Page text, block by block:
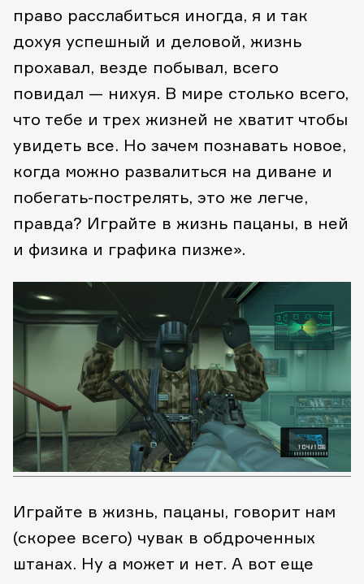
право расслабиться иногда, я и так
дохуя успешный и деловой, жизнь
прохавал, везде побывал, всего
повидал — нихуя. В мире столько всего,
что тебе и трех жизней не хватит чтобы
увидеть все. Но зачем познавать новое,
когда можно развалиться на диване и
побегать-пострелять, это же легче,
правда? Играйте в жизнь пацаны, в ней
и физика и графика пизже».
Играйте в жизнь, пацаны, говорит нам
(скорее всего) чувак в обдроченных
штанах. Ну а может и нет. А вот еще